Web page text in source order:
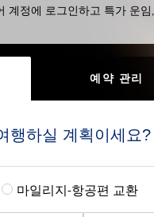
계정에 로그인하고 특가 운
예약 관리
행하실 계획이세요?
마일리지-항공편 교환